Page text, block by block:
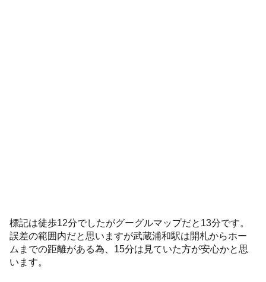
標記は徒歩12分でしたがグーグルマップだと13分です。
誤差の範囲内だと思いますが武蔵浦和駅は開札からホー
ムまでの距離がある為、15分は見ていた方が安心かと思
います。